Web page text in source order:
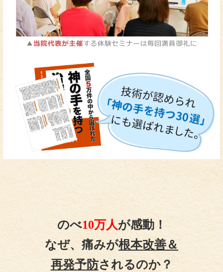
のべ10万人が感動！
なぜ、痛みが根本改善＆
再発予防されるのか？